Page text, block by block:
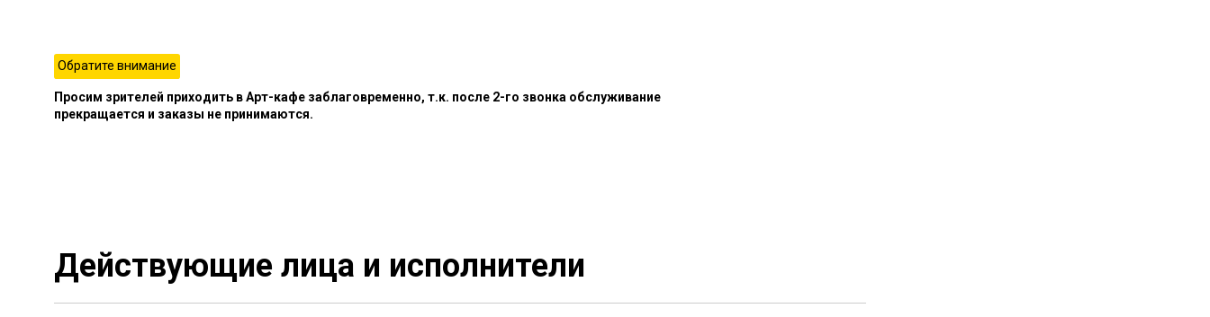
Обратите внимание
Просим зрителей приходить в Арт-кафе заблаговременно, т.к. после 2-го звонка обслуживание
прекращается и заказы не принимаются.
Действующие лица и исполнители